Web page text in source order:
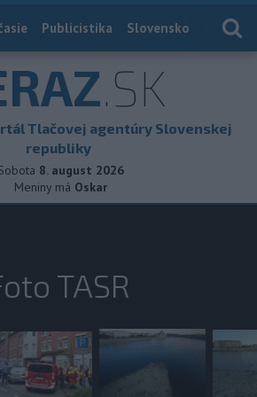
Publicistika Slovensko
.SK
Tlačovej agentúry Slovenskej
republiky
8. august 2026
Meniny má Oskar
TASR